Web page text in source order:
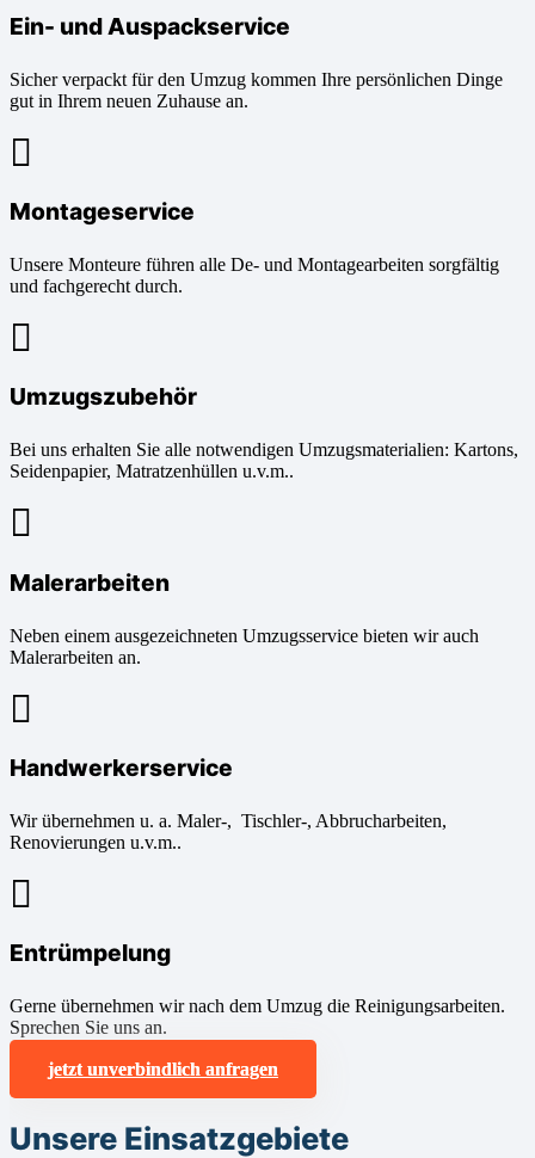
Ein- und Auspackservice
Sicher verpackt für den Umzug kommen Ihre persönlichen Dinge
gut in Ihrem neuen Zuhause an.
Montageservice
Unsere Monteure führen alle De- und Montagearbeiten sorgfältig
und fachgerecht durch.
Umzugszubehör
Bei uns erhalten Sie alle notwendigen Umzugsmaterialien: Kartons,
Seidenpapier, Matratzenhüllen u.v.m..
Malerarbeiten
Neben einem ausgezeichneten Umzugsservice bieten wir auch
Malerarbeiten an.
Handwerkerservice
Wir übernehmen u. a. Maler-, Tischler-, Abbrucharbeiten,
Renovierungen u.v.m..
Entrümpelung
Gerne übernehmen wir nach dem Umzug die Reinigungsarbeiten.
Sprechen Sie uns an.
jetzt unverbindlich anfragen
Unsere Einsatzgebiete